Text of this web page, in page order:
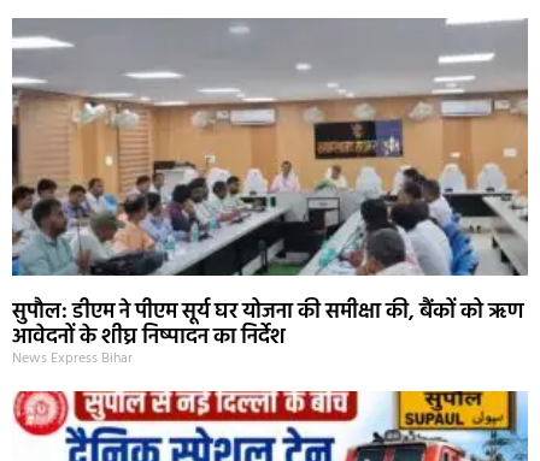
सुपौल: डीएम ने पीएम सूर्य घर योजना की समीक्षा की, बैंकों को ऋण
आवेदनों के शीघ्र निष्पादन का निर्देश
News Express Bihar